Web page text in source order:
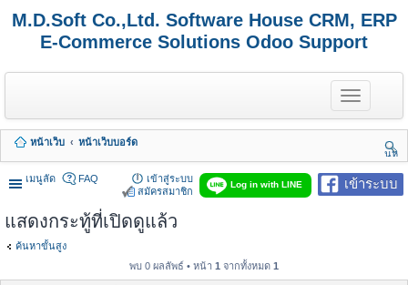
M.D.Soft Co.,Ltd. Software House CRM, ERP
E-Commerce Solutions Odoo Support
T
o
g
e
n
a
หน้าเว็บ
หน้าเว็บบอร์ด
นห
า
เมนูลัด
เข้าระบบ
Log in with LINE
FAQ
เข้าสู่ระบบ
สมัครสมาชิก
แสดงกระทู้ที่เปิดดูแล้ว
ค้นหาขั้นสูง
พบ 0 ผลลัพธ์ • หน้า 1 จากทั้งหมด 1